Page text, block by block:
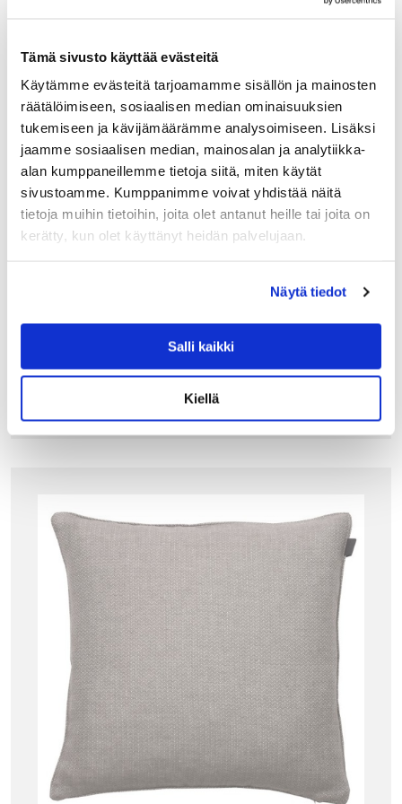
Tämä sivusto käyttää evästeitä
Käytämme evästeitä tarjoamamme sisällön ja mainosten
räätälöimiseen, sosiaalisen median ominaisuuksien
tukemiseen ja kävijämäärämme analysoimiseen. Lisäksi
jaamme sosiaalisen median, mainosalan ja analytiikka-
alan kumppaneillemme tietoja siitä, miten käytät
sivustoamme. Kumppanimme voivat yhdistää näitä
tietoja muihin tietoihin, joita olet antanut heille tai joita on
kerätty, kun olet käyttänyt heidän palvelujaan.
Näytä tiedot
Salli kaikki
Kiellä
GANT HOME
GANT TUDOR TYYNYNPÄÄLLINEN, MOLE GR
ruskeansävy suorastaan hehkuu. Viimeisteltyä Gant
piilovetoketju ja yksityiskohtana nahkainen Gant-label.
79.90€
LISÄÄ OSTOSKORIIN